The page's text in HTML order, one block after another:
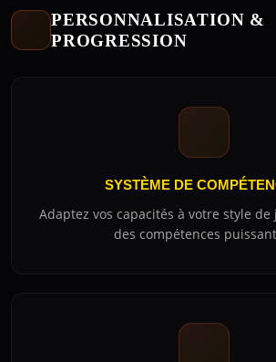
PERSONNALISATION &
PROGRESSION
SYSTÈME DE
Adaptez vos capacités à votre style
des compétences